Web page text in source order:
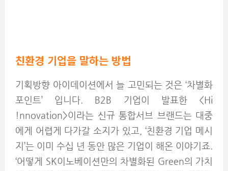
친환경 기업을 말하는 방법
기획방향 아이데이션에서 늘 고민되는 것은 ‘차별화
포인트’ 입니다. B2B 기업이 발표한 <Hi
!nnovation>이라는 신규 통합서브 브랜드는 대중
에게 어렵게 다가갈 소지가 있고, ‘친환경 기업 메시
지’는 이미 수십 년 동안 많은 기업이 해온 이야기죠.
‘어떻게 SK이노베이션만의 차별화된 Green의 가치